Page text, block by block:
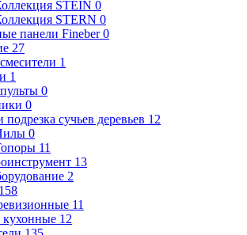
STEIN 0
STERN 0
панели Fineber0
27
1
1
0
0
сучьев деревьев 12
0
11
13
2
158
11
12